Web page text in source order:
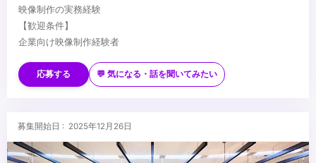
映像制作の実務経験
【歓迎条件】
企業向け映像制作経験者
制作だけでなく、ディレクションにも関わりたい方
...
応募する 💬 気になる・話を聞いてみたい
募集開始日 : 2025年12月26日